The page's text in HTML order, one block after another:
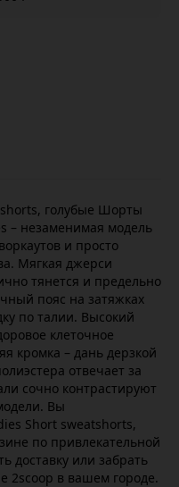
голубые Шорты
– незаменимая модель
и просто
Мягкая джерси
тянется и предельно
пояс на затяжках
по талии. Высокий
клеточное
кромка – дань дерзкой
отвечает за
сочно контрастируют
Вы
Short sweatshorts,
по привлекательной
доставку или забрать
2scoop в вашем городе.